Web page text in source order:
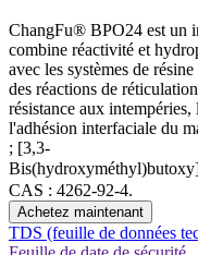
ChangFu® BPO24 est un
combine réactivité et
avec les systèmes de
des réactions de
résistance aux
l'adhésion interfaciale du
; [3,3-
CAS : 4262-92-4.
Achetez maintenant
TDS (feuille de données